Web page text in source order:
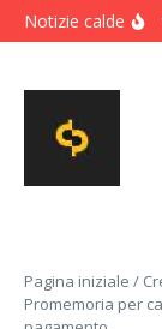
Salta al contenuto
Notizie calde
Pagina iniziale /
Promemoria per